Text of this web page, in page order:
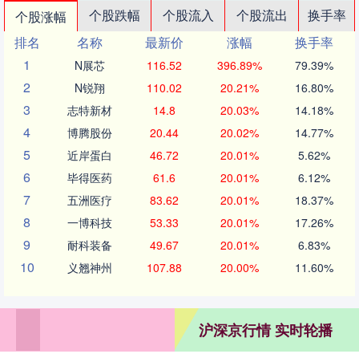
个股涨幅 个股跌幅 个股流入 个股流出
换手率
排名
名称 最新价 涨幅
换手率
1
N展芯 116.52 396.89% 79.39%
2 N锐翔 110.02 20.21% 16.80%
3 志特新材 14.8 20.03% 14.18%
4 博腾股份 20.44 20.02% 14.77%
5 近岸蛋白 46.72 20.01% 5.62%
6 毕得医药 61.6 20.01% 6.12%
7 五洲医疗 83.62 20.01% 18.37%
8 一博科技 53.33 20.01% 17.26%
9 耐科装备 49.67 20.01% 6.83%
10 义翘神州 107.88 20.00% 11.60%
沪深京行情 实时轮播